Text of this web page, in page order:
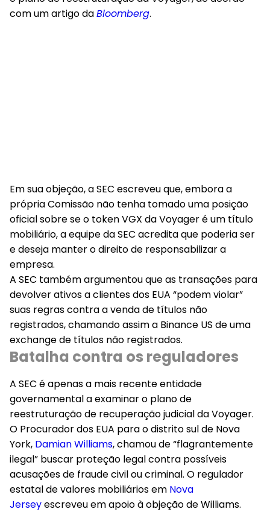
com um artigo daBloomberg.
Em sua objeção, a SEC escreveu que, embora a
própria Comissão não tenha tomado uma posição
oficial sobre se o token VGX da Voyager é um título
mobiliário, a equipe da SEC acredita que poderia ser
e deseja manter o direito de responsabilizar a
empresa.
A SEC também argumentou que as transações para
devolver ativos a clientes dos EUA “podem violar”
suas regras contra a venda de títulos não
registrados, chamando assim a Binance US de uma
exchange de títulos não registrados.
Batalha contra os reguladores
A SEC é apenas a mais recente entidade
governamental a examinar o plano de
reestruturação de recuperação judicial da Voyager.
O Procurador dos EUA para o distrito sul de Nova
York, Damian Williams, chamou de “flagrantemente
ilegal” buscar proteção legal contra possíveis
acusações de fraude civil ou criminal. O regulador
estatal de valores mobiliários em Nova
Jerseyescreveu em apoio à objeção de Williams.